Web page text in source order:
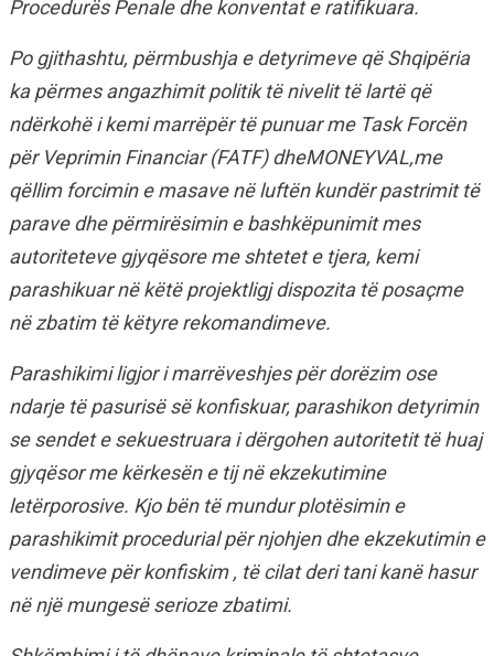
Procedurës Penale dhe konventat e ratifikuara.
Po gjithashtu, përmbushja e detyrimeve që Shqipëria
ka përmes angazhimit politik të nivelit të lartë që
ndërkohë i kemi marrëpër të punuar me Task Forcën
për Veprimin Financiar (FATF) dheMONEYVAL,me
qëllim forcimin e masave në luftën kundër pastrimit të
parave dhe përmirësimin e bashkëpunimit mes
autoriteteve gjyqësore me shtetet e tjera, kemi
parashikuar në këtë projektligj dispozita të posaçme
në zbatim të këtyre rekomandimeve.
Parashikimi ligjor i marrëveshjes për dorëzim ose
ndarje të pasurisë së konfiskuar, parashikon detyrimin
se sendet e sekuestruara i dërgohen autoritetit të huaj
gjyqësor me kërkesën e tij në ekzekutimine
letërporosive. Kjo bën të mundur plotësimin e
parashikimit procedurial për njohjen dhe ekzekutimin e
vendimeve për konfiskim , të cilat deri tani kanë hasur
në një mungesë serioze zbatimi.